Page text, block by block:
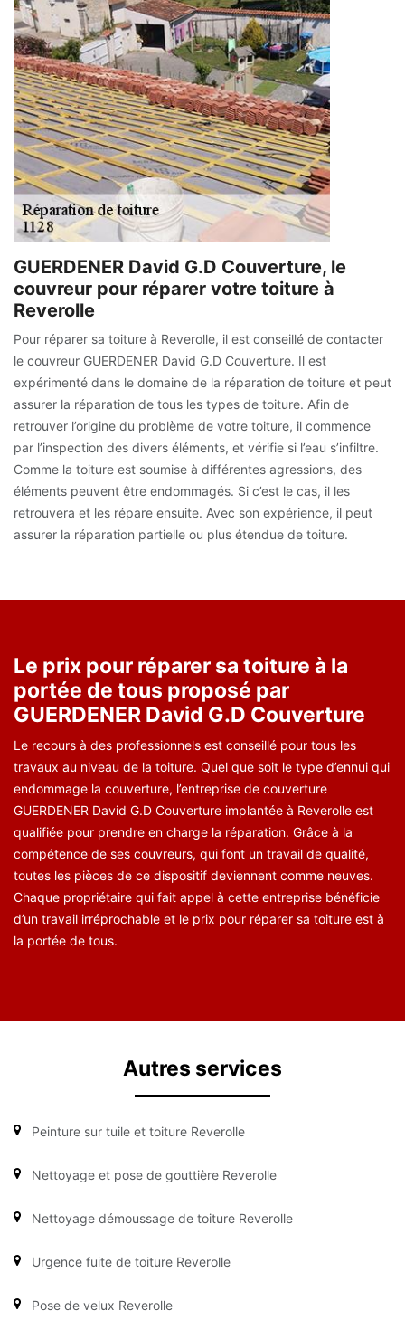
GUERDENER David G.D Couverture, le
couvreur pour réparer votre toiture à
Reverolle
Pour réparer sa toiture à Reverolle, il est conseillé de contacter
le couvreur GUERDENER David G.D Couverture. Il est
expérimenté dans le domaine de la réparation de toiture et peut
assurer la réparation de tous les types de toiture. Afin de
retrouver l’origine du problème de votre toiture, il commence
par l’inspection des divers éléments, et vérifie si l’eau s’infiltre.
Comme la toiture est soumise à différentes agressions, des
éléments peuvent être endommagés. Si c’est le cas, il les
retrouvera et les répare ensuite. Avec son expérience, il peut
assurer la réparation partielle ou plus étendue de toiture.
Le prix pour réparer sa toiture à la
portée de tous proposé par
GUERDENER David G.D Couverture
Le recours à des professionnels est conseillé pour tous les
travaux au niveau de la toiture. Quel que soit le type d’ennui qui
endommage la couverture, l’entreprise de couverture
GUERDENER David G.D Couverture implantée à Reverolle est
qualifiée pour prendre en charge la réparation. Grâce à la
compétence de ses couvreurs, qui font un travail de qualité,
toutes les pièces de ce dispositif deviennent comme neuves.
Chaque propriétaire qui fait appel à cette entreprise bénéficie
d’un travail irréprochable et le prix pour réparer sa toiture est à
la portée de tous.
Autres services
Peinture sur tuile et toiture Reverolle
Nettoyage et pose de gouttière Reverolle
Nettoyage démoussage de toiture Reverolle
Urgence fuite de toiture Reverolle
Pose de velux Reverolle